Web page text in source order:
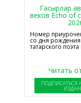
Гасырлар
веков Echo of
Номер
со дня рождения
татарского поэта
Читать
ПОДПИСАТЬСЯ